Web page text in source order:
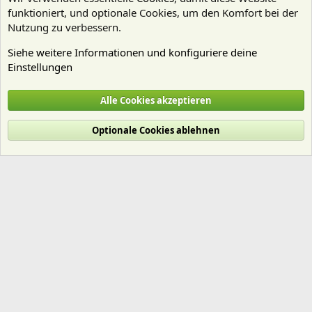
Cookies
Deutsch (Du)
Nutzungsbedingungen
Datenschutz Hilfe und Impressum
R
funktioniert, und optionale Cookies, um den Komfort bei der
Nutzung zu verbessern.
Siehe weitere Informationen und konfiguriere deine
Einstellungen
Alle Cookies akzeptieren
Optionale Cookies ablehnen